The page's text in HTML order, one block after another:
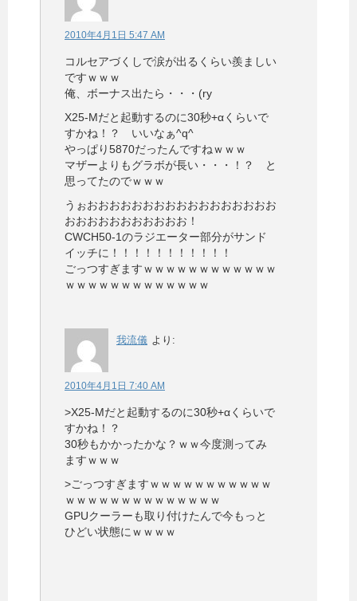
2010年4月1日 5:47 AM
コルセアづくしで涙が出るくらい羨ましい
ですｗｗｗ
俺、ボーナス出たら・・・(ry
X25-Mだと起動するのに30秒+αくらいで
すかね！？ いいなぁ^q^
やっぱり5870だったんですねｗｗｗ
マザーよりもグラボが長い・・・！？ と
思ってたのでｗｗｗ
うぉおおおおおおおおおおおおおおおおお
おおおおおおおおおおお！
CWCH50-1のラジエーター部分がサンド
イッチに！！！！！！！！！！！
ごっつすぎますｗｗｗｗｗｗｗｗｗｗｗｗ
ｗｗｗｗｗｗｗｗｗｗｗｗｗ
我流儀 より:
2010年4月1日 7:40 AM
>X25-Mだと起動するのに30秒+αくらいで
すかね！？
30秒もかかったかな？ｗｗ今度測ってみ
ますｗｗｗ
>ごっつすぎますｗｗｗｗｗｗｗｗｗｗｗ
ｗｗｗｗｗｗｗｗｗｗｗｗｗｗ
GPUクーラーも取り付けたんで今もっと
ひどい状態にｗｗｗｗ